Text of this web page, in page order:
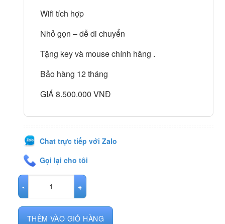
Wifi tích hợp
Nhỏ gọn – dễ di chuyển
Tặng key và mouse chính hãng .
Bảo hàng 12 tháng
GIÁ 8.500.000 VNĐ
Chat trực tiếp với Zalo
Gọi lại cho tôi
M920q Desktop (ThinkCentre) số lượng
THÊM VÀO GIỎ HÀNG